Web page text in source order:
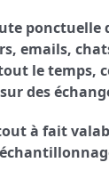
emails,
le temps,
des
à fait